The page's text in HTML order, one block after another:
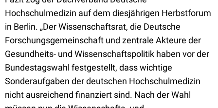
Hochschulmedizin auf dem diesjährigen Herbstforum
in Berlin. „Der Wissenschaftsrat, die Deutsche
Forschungsgemeinschaft und zentrale Akteure der
Gesundheits- und Wissenschaftspolitik haben vor der
Bundestagswahl festgestellt, dass wichtige
Sonderaufgaben der deutschen Hochschulmedizin
nicht ausreichend finanziert sind. Nach der Wahl